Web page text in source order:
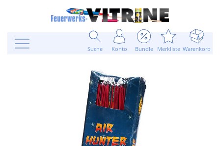
Suche Konto Bundle Merkliste Warenkorb